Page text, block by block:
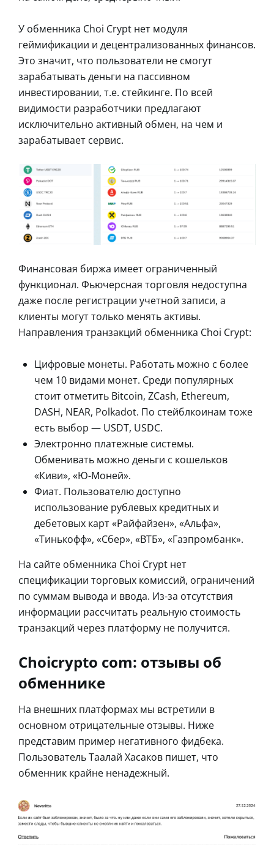
У обменника Choi Crypt нет модуля
геймификации и децентрализованных финансов.
Это значит, что пользователи не смогут
зарабатывать деньги на пассивном
инвестировании, т.е. стейкинге. По всей
видимости разработчики предлагают
исключительно активный обмен, на чем и
зарабатывает сервис.
Финансовая биржа имеет ограниченный
функционал. Фьючерсная торговля недоступна
даже после регистрации учетной записи, а
клиенты могут только менять активы.
Направления транзакций обменника Choi Crypt:
Цифровые монеты. Работать можно с более
чем 10 видами монет. Среди популярных
стоит отметить Bitcoin, ZCash, Ethereum,
DASH, NEAR, Polkadot. По стейблкоинам тоже
есть выбор — USDT, USDC.
Электронно платежные системы.
Обменивать можно деньги с кошельков
«Киви», «Ю-Моней».
Фиат. Пользователю доступно
использование рублевых кредитных и
дебетовых карт «Райфайзен», «Альфа»,
«Тинькофф», «Сбер», «ВТБ», «Газпромбанк».
На сайте обменника Choi Crypt нет
спецификации торговых комиссий, ограничений
по суммам вывода и ввода. Из-за отсутствия
информации рассчитать реальную стоимость
транзакций через платформу не получится.
Choicrypto com: отзывы об
обменнике
На внешних платформах мы встретили в
основном отрицательные отзывы. Ниже
представим пример негативного фидбека.
Пользователь Таалай Хасаков пишет, что
обменник крайне ненадежный.